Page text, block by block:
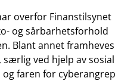
overfor Finanstilsynet
og sårbarhetsforhold
Blant annet framheves
ved hjelp av sosial
faren for cyberangrep